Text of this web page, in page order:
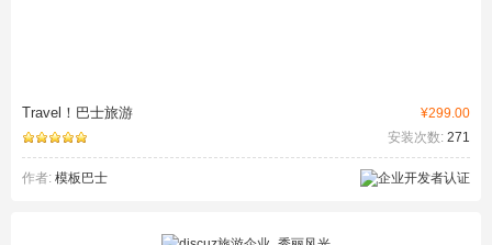
¥299.00
Travel！巴士旅游
安装次数: 271
作者: 模板巴士